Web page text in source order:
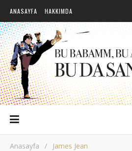
ANASAYFA HAKKIMDA
Anasayfa / James Jean